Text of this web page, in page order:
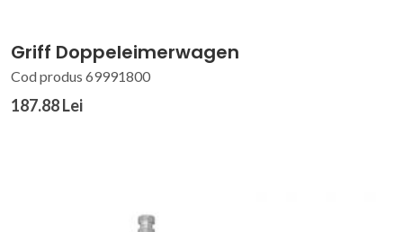
Griff Doppeleimerwagen
Cod produs 69991800
187.88 Lei